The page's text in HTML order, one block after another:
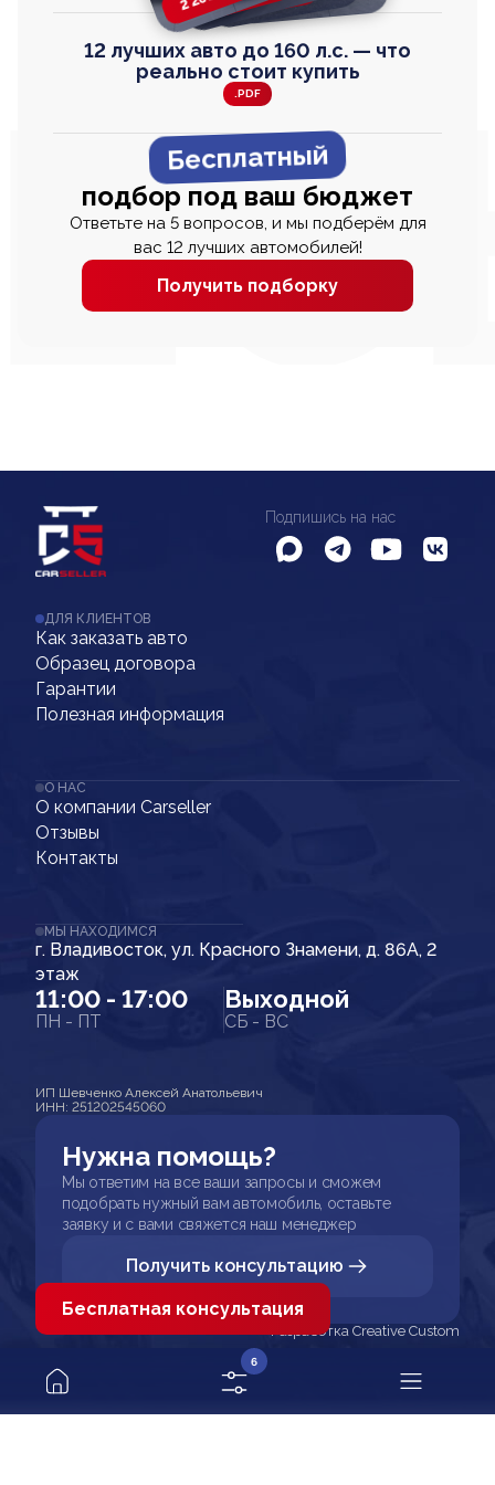
12 лучших авто до 160 л.с. — что
реально стоит купить
.PDF
Бесплатный
подбор под ваш бюджет
Ответьте на 5 вопросов, и мы подберём для
вас 12 лучших автомобилей!
Получить подборку
Подпишись на нас
ДЛЯ КЛИЕНТОВ
Как заказать авто
Образец договора
Гарантии
Полезная информация
О НАС
О компании Carseller
Отзывы
Контакты
МЫ НАХОДИМСЯ
г. Владивосток, ул. Красного Знамени, д. 86А, 2
этаж
11:00 - 17:00
ПН - ПТ
Выходной
СБ - ВС
ИП Шевченко Алексей Анатольевич
ИНН: 251202545060
Нужна помощь?
Мы ответим на все ваши запросы и сможем
подобрать нужный вам автомобиль, оставьте
заявку и с вами свяжется наш менеджер
Получить консультацию
Разработка Creative Custom
6
Бесплатная консультация